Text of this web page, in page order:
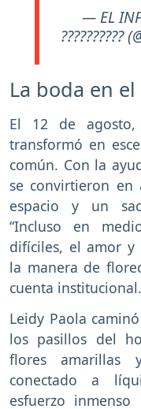
— EL
La boda en
El 12 de
transformó en
común. Con la
se convirtieron en
espacio y un
“Incluso en
difíciles, el amor y
la manera de
cuenta institucional.
Leidy Paola
los pasillos del
flores amarillas
conectado a
esfuerzo